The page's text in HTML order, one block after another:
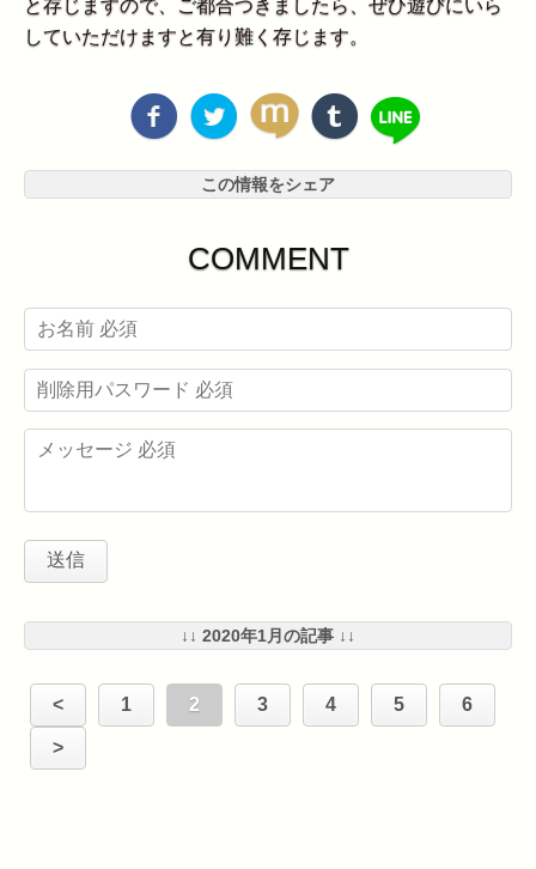
と存じますので、ご都合つきましたら、ぜひ遊びにいら
していただけますと有り難く存じます。
この情報をシェア
COMMENT
↓↓ 2020年1月の記事 ↓↓
< 1 2 3 4 5 6
>